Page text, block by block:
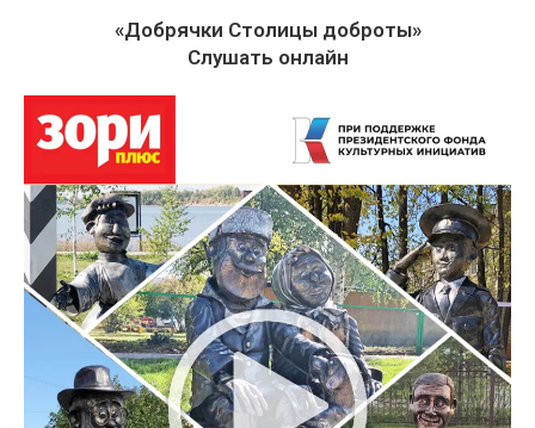
«Добрячки Столицы доброты»
Слушать онлайн